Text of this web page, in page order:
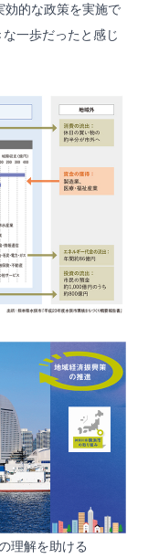
効的な政策を実施で
一歩だったと感じ
理解を助ける